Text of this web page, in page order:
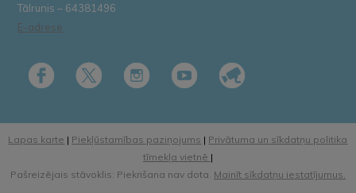
Tālrunis – 64381496
E-adrese
Lapas karte | Piekļūstamības paziņojums | Privātuma un sīkdatņu politika
tīmekļa vietnē |
Pašreizējais stāvoklis: Piekrišana nav dota. Mainīt sīkdatņu iestatījumus.